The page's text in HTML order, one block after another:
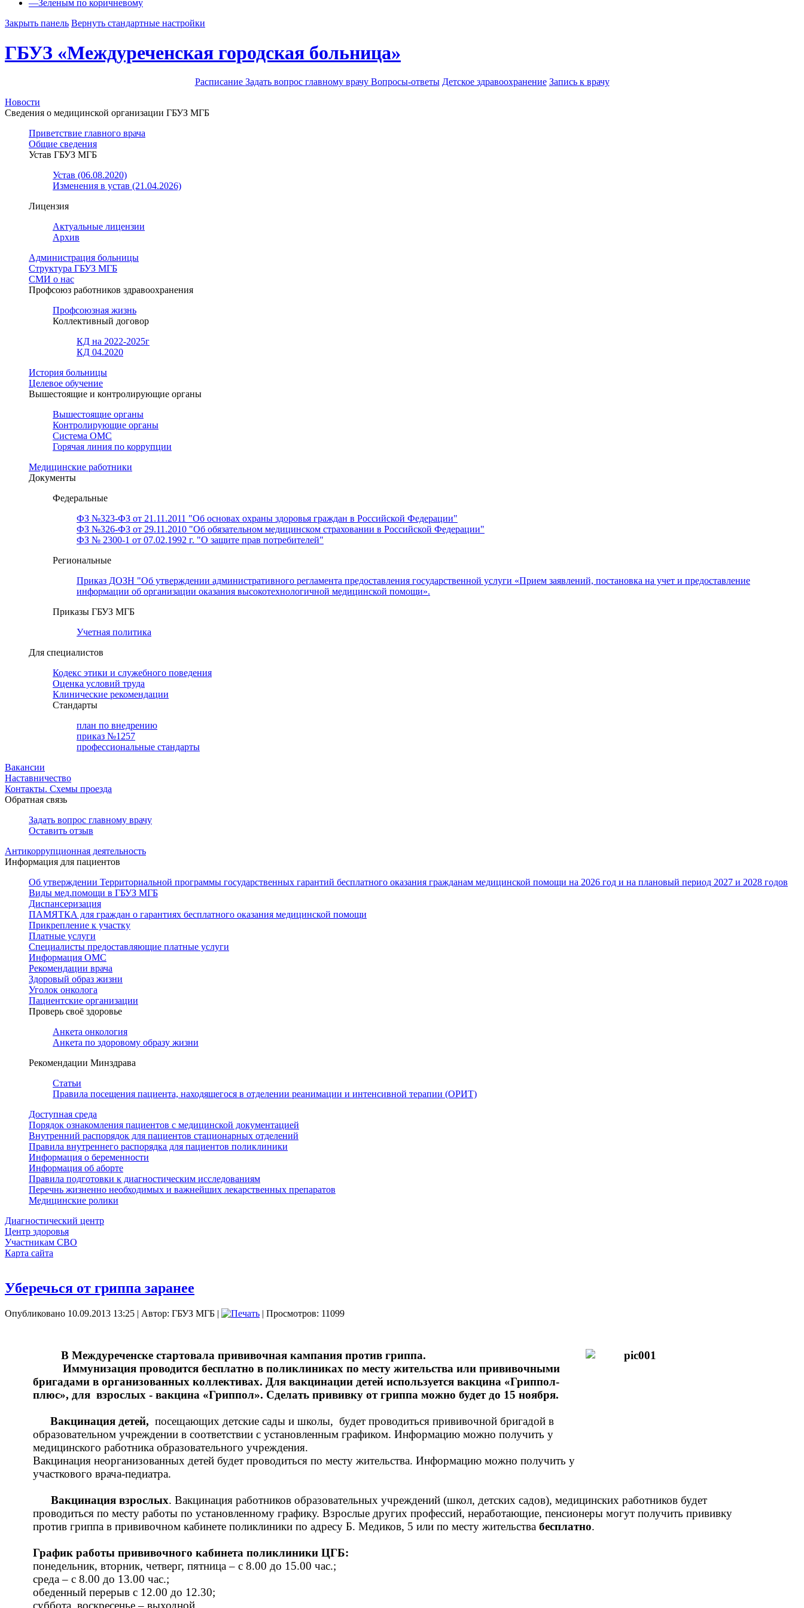
—Зеленым по коричневому
Закрыть панель Вернуть стандартные настройки
ГБУЗ «Междуреченская городская больница»
Расписание Задать вопрос главному врачу Вопросы-ответы Детское здравоохранение Запись к врачу
Новости
Сведения о медицинской организации ГБУЗ МГБ
Приветствие главного врача
Общие сведения
Устав ГБУЗ МГБ
Устав (06.08.2020)
Изменения в устав (21.04.2026)
Лицензия
Актуальные лицензии
Архив
Администрация больницы
Структура ГБУЗ МГБ
СМИ о нас
Профсоюз работников здравоохранения
Профсоюзная жизнь
Коллективный договор
КД на 2022-2025г
КД 04.2020
История больницы
Целевое обучение
Вышестоящие и контролирующие органы
Вышестоящие органы
Контролирующие органы
Система ОМС
Горячая линия по коррупции
Медицинские работники
Документы
Федеральные
ФЗ №323-ФЗ от 21.11.2011 "Об основах охраны здоровья граждан в Российской Федерации"
ФЗ №326-ФЗ от 29.11.2010 "Об обязательном медицинском страховании в Российской Федерации"
ФЗ № 2300-1 от 07.02.1992 г. "О защите прав потребителей"
Региональные
Приказ ДОЗН "Об утверждении административного регламента предоставления государственной услуги «Прием заявлений, постановка на учет и предоставление
информации об организации оказания высокотехнологичной медицинской помощи».
Приказы ГБУЗ МГБ
Учетная политика
Для специалистов
Кодекс этики и служебного поведения
Оценка условий труда
Клинические рекомендации
Cтандарты
план по внедрению
приказ №1257
профессиональные стандарты
Вакансии
Наставничество
Контакты. Схемы проезда
Обратная связь
Задать вопрос главному врачу
Оставить отзыв
Антикоррупционная деятельность
Информация для пациентов
Об утверждении Территориальной программы государственных гарантий бесплатного оказания гражданам медицинской помощи на 2026 год и на плановый период 2027 и 2028 годов
Виды мед.помощи в ГБУЗ МГБ
Диспансеризация
ПАМЯТКА для граждан о гарантиях бесплатного оказания медицинской помощи
Прикрепление к участку
Платные услуги
Специалисты предоставляющие платные услуги
Информация ОМС
Рекомендации врача
Здоровый образ жизни
Уголок онколога
Пациентские организации
Проверь своё здоровье
Анкета онкология
Анкета по здоровому образу жизни
Рекомендации Минздрава
Статьи
Правила посещения пациента, находящегося в отделении реанимации и интенсивной терапии (ОРИТ)
Доступная среда
Порядок ознакомления пациентов с медицинской документацией
Внутренний распорядок для пациентов стационарных отделений
Правила внутреннего распорядка для пациентов поликлиники
Информация о беременности
Информация об аборте
Правила подготовки к диагностическим исследованиям
Перечнь жизненно необходимых и важнейших лекарственных препаратов
Медицинские ролики
Диагностический центр
Центр здоровья
Участникам СВО
Карта сайта
Уберечься от гриппа заранее
Опубликовано 10.09.2013 13:25 | Автор: ГБУЗ МГБ | | Просмотров: 11099
В Междуреченске стартовала прививочная кампания против гриппа.
Иммунизация проводится бесплатно в поликлиниках по месту жительства или прививочными
бригадами в организованных коллективах. Для вакцинации детей используется вакцина «Гриппол-
плюс», для взрослых - вакцина «Гриппол». Сделать прививку от гриппа можно будет до 15 ноября.
Вакцинация детей, посещающих детские сады и школы, будет проводиться прививочной бригадой в
образовательном учреждении в соответствии с установленным графиком. Информацию можно получить у
медицинского работника образовательного учреждения.
Вакцинация неорганизованных детей будет проводиться по месту жительства. Информацию можно получить у
участкового врача-педиатра.
Вакцинация взрослых. Вакцинация работников образовательных учреждений (школ, детских садов), медицинских работников будет
проводиться по месту работы по установленному графику. Взрослые других профессий, неработающие, пенсионеры могут получить прививку
против гриппа в прививочном кабинете поликлиники по адресу Б. Медиков, 5 или по месту жительствабесплатно.
График работы прививочного кабинета поликлиники ЦГБ:
понедельник, вторник, четверг, пятница – с 8.00 до 15.00 час.;
среда – с 8.00 до 13.00 час.;
обеденный перерыв с 12.00 до 12.30;
суббота, воскресенье – выходной.